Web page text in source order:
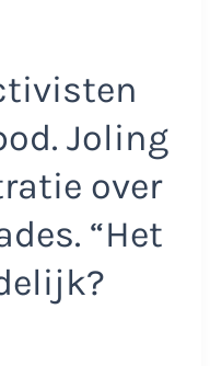
Joling
over
“Het